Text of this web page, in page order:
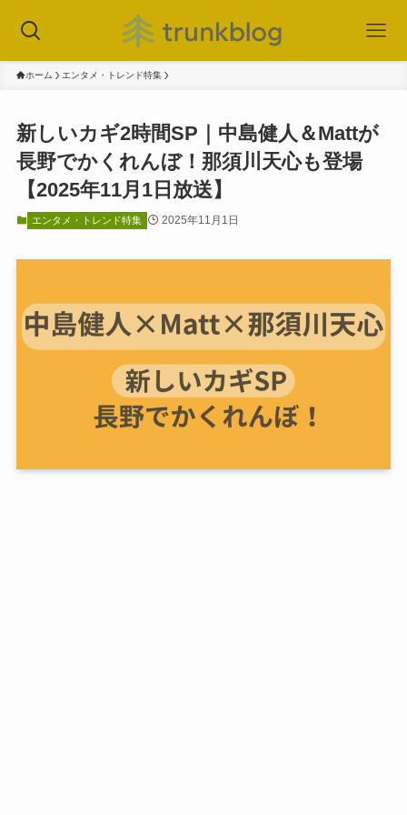
ホーム エンタメ・トレンド特集
新しいカギ2時間SP｜中島健人＆Mattが
長野でかくれんぼ！那須川天心も登場
【2025年11月1日放送】
エンタメ・トレンド特集 2025年11月1日